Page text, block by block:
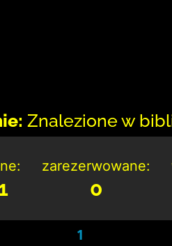
Znalezione w
zarezerwowane:
0
1